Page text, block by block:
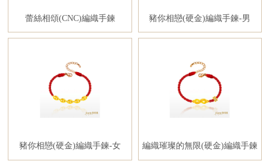
蕾絲相頌(CNC)編織手鍊 豬你相戀(硬金)編織手鍊-男
豬你相戀(硬金)編織手鍊-女 編織璀璨的無限(硬金)編織手鍊